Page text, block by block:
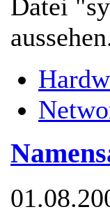
Datei